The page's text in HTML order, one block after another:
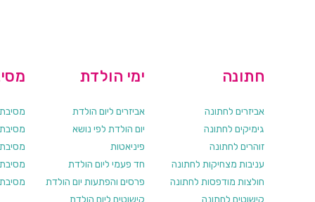
מסיבת
מסיבת
מסיבת
מסיבת
מסיבת
ימי הולדת
אביזרים ליום הולדת
יום הולדת לפי נושא
פיניאטות
חד פעמי ליום הולדת
פרסים והפתעות יום הולדת
חתונה
אביזרים לחתונה
גימיקים לחתונה
זוהרים לחתונה
עניבות מצחיקות לחתונה
חולצות מודפסות לחתונה